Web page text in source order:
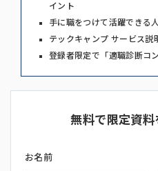
イント
手に職をつけて活躍できる
テックキャンプ サービス説
登録者限定で「適職診断コ
無料で限定資
お名前